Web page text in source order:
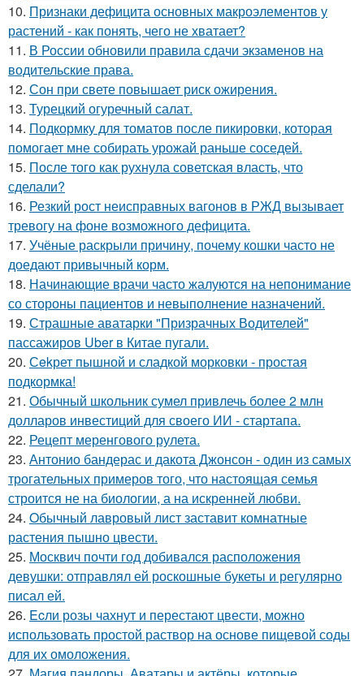
10. Признаки дефицита основных макроэлементов у
растений - как понять, чего не хватает?
11. В России обновили правила сдачи экзаменов на
водительские права.
12. Сон при свете повышает риск ожирения.
13. Турецкий огуречный салат.
14. Подкормку для томатов после пикировки, которая
помогает мне собирать урожай раньше соседей.
15. После того как рухнула советская власть, что
сделали?
16. Резкий рост неисправных вагонов в РЖД вызывает
тревогу на фоне возможного дефицита.
17. Учёные раскрыли причину, почему кошки часто не
доедают привычный корм.
18. Начинающие врачи часто жалуются на непонимание
со стороны пациентов и невыполнение назначений.
19. Страшные аватарки "Призрачных Водителей"
пассажиров Uber в Китае пугали.
20. Сekрет пышной и сладкой морковки - простая
подкормка!
21. Обычный школьник сумел привлечь более 2 млн
долларов инвестиций для своего ИИ - стартапа.
22. Рецепт меренгового рулета.
23. Антонио бандерас и дакота Джонсон - один из самых
трогательных примеров того, что настоящая семья
строится не на биологии, а на искренней любви.
24. Oбычный лавровый лист заставит комнатные
растения пышно цвести.
25. Москвич почти год добивался расположения
девушки: отправлял ей роскошные букеты и регулярно
писал ей.
26. Ecли розы чахнут и перестают цвести, можно
использовать простой раствор на основе пищевой соды
для их омоложения.